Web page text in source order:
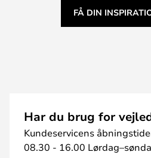
FÅ DIN
Har du brug for
Kundeservicens
08.30 - 16.00